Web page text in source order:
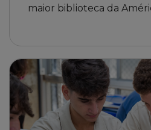
maior biblioteca da